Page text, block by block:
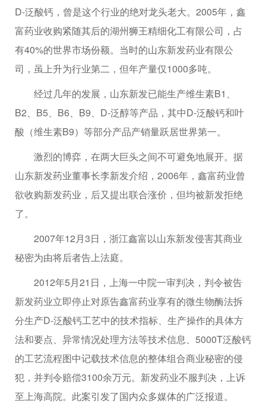
D-泛酸钙，曾是这个行业的绝对龙头老大。2005年，鑫
富药业收购紧随其后的湖州狮王精细化工有限公司，占
有40%的世界市场份额。当时的山东新发药业有限公
司，虽上升为行业第二，但年产量仅1000多吨。
经过几年的发展，山东新发已能生产维生素B1、
B2、B5、B6、B9、D-泛醇等产品，其中D-泛酸钙和叶
酸（维生素B9）等部分产品产销量跃居世界第一。
激烈的博弈，在两大巨头之间不可避免地展开。据
山东新发药业董事长李新发介绍，2006年，鑫富药业曾
欲收购新发药业，后又提出联合涨价，但均被新发拒绝
了。
2007年12月3日，浙江鑫富以山东新发侵害其商业
秘密为由将后者告上法庭。
2012年5月21日，上海一中院一审判决，判令被告
新发药业立即停止对原告鑫富药业享有的微生物酶法拆
分生产D-泛酸钙工艺中的技术指标、生产操作的具体方
法和要点、异常情况处理方法等技术信息、5000T泛酸钙
的工艺流程图中记载技术信息的整体组合商业秘密的侵
犯，并判令赔偿3100余万元。新发药业不服判决，上诉
至上海高院。此案引发了国内众多媒体的广泛报道。